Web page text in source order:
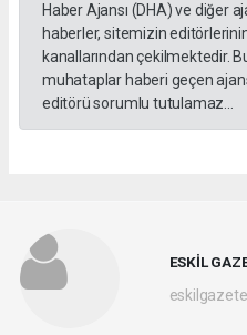
Haber Ajansı (DHA) ve diğer
haberler, sitemizin
kanallarından çekilmektedir.
muhataplar haberi geçen
editörü sorumlu tutulamaz...
ESKİL